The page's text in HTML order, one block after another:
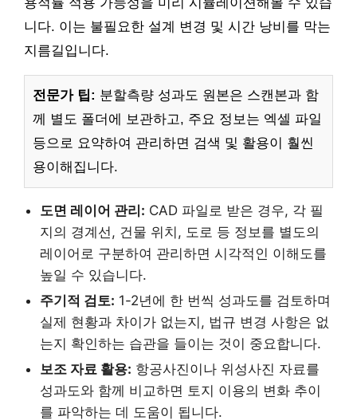
용적률 적용 가능성을 미리 시뮬레이션해볼 수 있습
니다. 이는 불필요한 설계 변경 및 시간 낭비를 막는
지름길입니다.
전문가 팁: 분할측량 성과도 원본은 스캔본과 함
께 별도 폴더에 보관하고, 주요 정보는 엑셀 파일
등으로 요약하여 관리하면 검색 및 활용이 훨씬
용이해집니다.
도면 레이어 관리: CAD 파일로 받은 경우, 각 필
지의 경계선, 건물 위치, 도로 등 정보를 별도의
레이어로 구분하여 관리하면 시각적인 이해도를
높일 수 있습니다.
주기적 검토: 1-2년에 한 번씩 성과도를 검토하며
실제 현황과 차이가 없는지, 법규 변경 사항은 없
는지 확인하는 습관을 들이는 것이 중요합니다.
보조 자료 활용: 항공사진이나 위성사진 자료를
성과도와 함께 비교하면 토지 이용의 변화 추이
를 파악하는 데 도움이 됩니다.